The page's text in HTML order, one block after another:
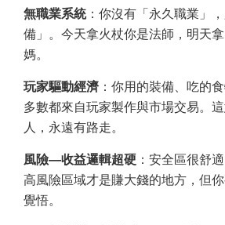
無職業系統：你沒有「永久職業」
備」。今天拿火杖你是法師，明天
媽。
玩家驅動經濟：你用的裝備、吃的
多數都來自玩家製作與市場交易。
人，永遠有路走。
風險—收益邏輯超硬 ：安全區很舒
高風險區域才是賺大錢的地方，但
覺悟。